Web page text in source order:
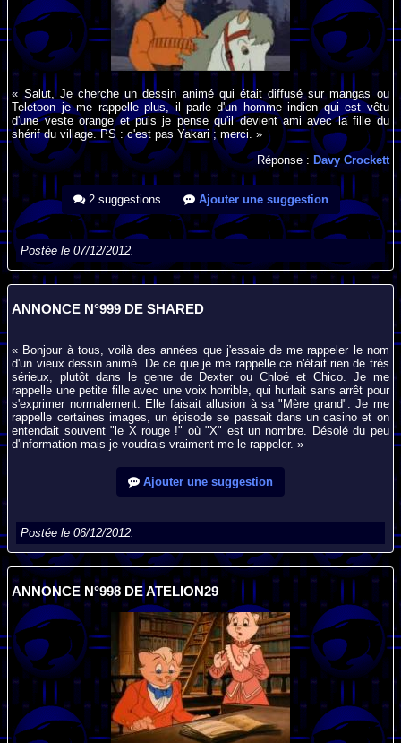
« Salut, Je cherche un dessin animé qui était diffusé sur mangas ou
Teletoon je me rappelle plus, il parle d'un homme indien qui est vêtu
d'une veste orange et puis je pense qu'il devient ami avec la fille du
shérif du village. PS : c'est pas Yakari ; merci. »
Réponse : Davy Crockett
2 suggestions Ajouter une suggestion
Postée le 07/12/2012.
ANNONCE N°999 DE SHARED
« Bonjour à tous, voilà des années que j'essaie de me rappeler le nom
d'un vieux dessin animé. De ce que je me rappelle ce n'était rien de très
sérieux, plutôt dans le genre de Dexter ou Chloé et Chico. Je me
rappelle une petite fille avec une voix horrible, qui hurlait sans arrêt pour
s'exprimer normalement. Elle faisait allusion à sa "Mère grand". Je me
rappelle certaines images, un épisode se passait dans un casino et on
entendait souvent "le X rouge !" où "X" est un nombre. Désolé du peu
d'information mais je voudrais vraiment me le rappeler. »
Ajouter une suggestion
Postée le 06/12/2012.
ANNONCE N°998 DE ATELION29